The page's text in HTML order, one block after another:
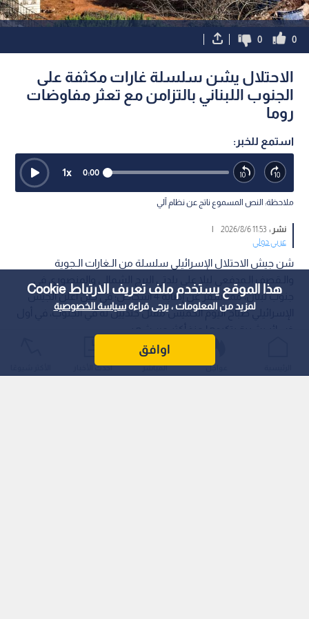
هذا الموقع يستخدم ملف تعريف الارتباط Cookie
لمزيد من المعلومات ، يرجى قراءةسياسة الخصوصية
اوافق
0
0
الاحتلال يشن سلسلة غارات مكثفة على
الجنوب اللبناني بالتزامن مع تعثر مفاوضات
روما
استمع للخبر:
0:00
1x
ملاحظة: النص المسموع ناتج عن نظام آلي
نشر :11:53 2026/8/6
|
عربي دولي
شن جيش الاحتلال الإسرائيلي سلسلة من الـغارات الـجوية
جنوب لبنان، مما أسفر عن إصابة 4 أشخاص؛ في حين أعلن الجيش
الإسرائيلي صباح اليوم الخميس مقتل جنديين له في الجنوب، في أول
عواجل المباشر أحدث الأخبار